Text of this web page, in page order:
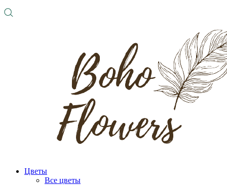
Цветы
Все цветы